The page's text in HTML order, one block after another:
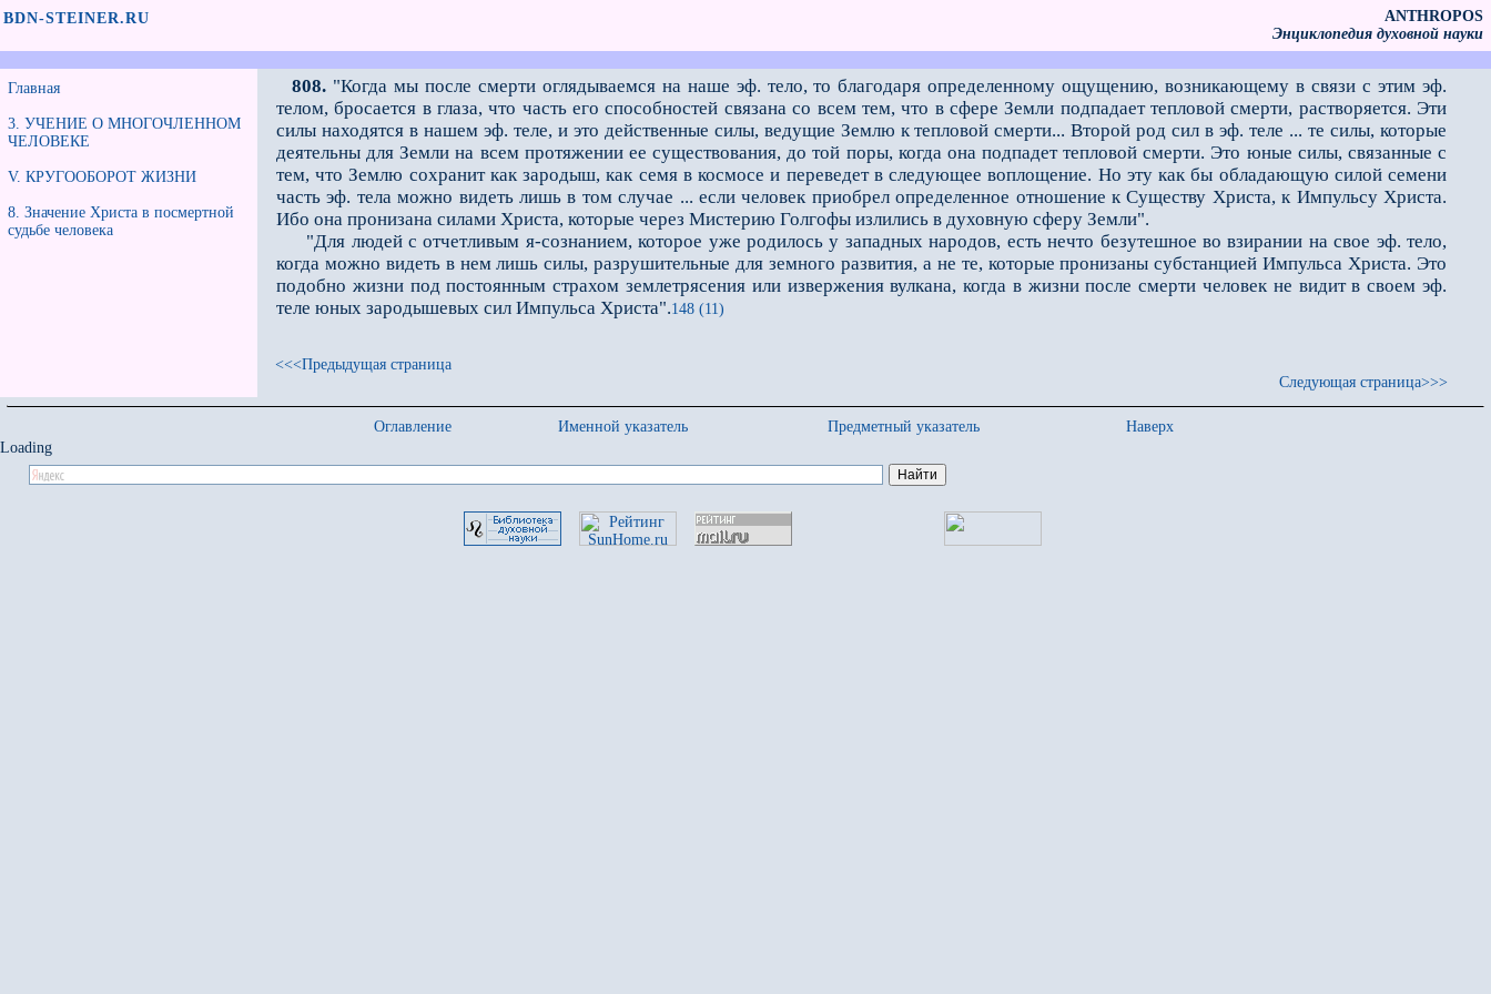
BDN-STEINER.RU
ANTHROPOS
Энциклопедия духовной науки
Главная
3. УЧЕНИЕ О МНОГОЧЛЕННОМ
ЧЕЛОВЕКЕ
V. КРУГООБОРОТ ЖИЗНИ
8. Значение Христа в посмертной
судьбе человека
808. "Когда мы после смерти оглядываемся на наше эф. тело, то благодаря определенному ощущению, воз­никающему в связи с этим эф.
телом, бросается в глаза, что часть его способностей связана со всем тем, что в сфере Земли подпадает тепловой смерти, растворяется. Эти
силы находятся в нашем эф. теле, и это действенные силы, ведущие Землю к тепловой смерти... Второй род сил в эф. теле ... те силы, которые
деятельны для Земли на всем протяжении ее существования, до той поры, когда она подпадет тепловой смерти. Это юные силы, связанные с
тем, что Землю сохранит как зародыш, как семя в космосе и переведет в следующее воплощение. Но эту как бы обладающую силой семени
часть эф. тела можно ви­деть лишь в том случае ... если человек приобрел определенное отношение к Существу Христа, к Импульсу Христа.
Ибо она пронизана силами Христа, которые через Мистерию Голгофы излились в духовную сферу Земли".
"Для людей с отчетливым я-сознанием, которое уже родилось у западных народов, есть нечто безутешное во взирании на свое эф. тело,
когда можно видеть в нем лишь силы, разрушительные для земного развития, а не те, которые пронизаны субстанцией Импульса Христа. Это
подобно жизни под постоянным страхом землетрясения или извержения вулкана, когда в жизни после смерти человек не видит в своем эф.
теле юных зародышевых сил Импульса Христа".148 (11)
<<<Предыдущая страница
Следующая страница>>>
Оглавление Именной указатель Предметный указатель
Наверх
Loading